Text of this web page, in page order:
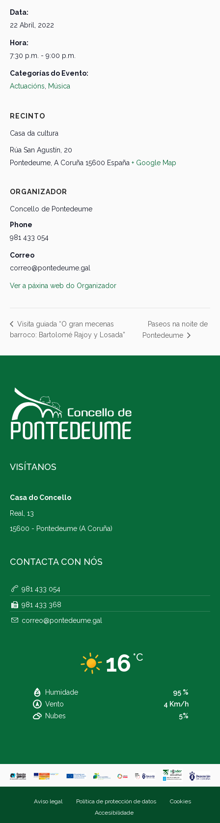
Data:
22 Abril, 2022
Hora:
7:30 p.m. - 9:00 p.m.
Categorías do Evento:
Actuacións
Música
RECINTO
Casa da cultura
Rúa San Agustín, 20
Pontedeume A Coruña 15600 España + Google Map
ORGANIZADOR
Concello de Pontedeume
Phone
981 433 054
Correo
correo@pontedeume.gal
Ver a páxina web do Organizador
Visita guiada “O gran mecenas
barroco: Bartolomé Rajoy y Losada”
Paseos na noite de
Pontedeume
VISÍTANOS
Casa do Concello
Real, 13
15600 - Pontedeume (A Coruña)
CONTACTA CON NÓS
981 433 054
981 433 368
correo@pontedeume.gal
16 °C
Humidade
95 %
Vento
4 Km/h
Nubes
5%
Aviso legal Política de protección de datos
Cookies
Accesibilidade